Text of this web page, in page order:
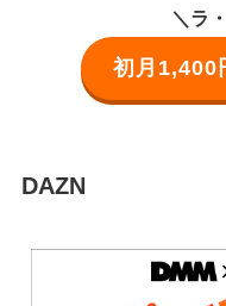
＼ラ
初月1,400
DAZN